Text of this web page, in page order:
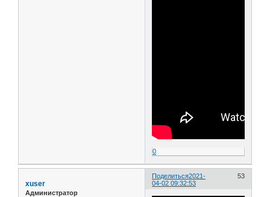
0
Поделиться 53
2021-
04-02 09:32:53
xuser
Администратор